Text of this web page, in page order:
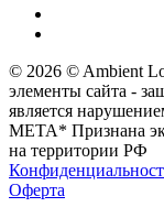
© 2026 © Ambient
элементы сайта -
является
МЕТА* Признана
на территории РФ
Оферта